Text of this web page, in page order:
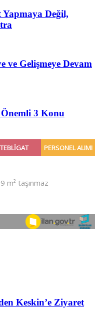
Değil,
ve Gelişmeye Devam
3 Konu
Keskin’e Ziyaret